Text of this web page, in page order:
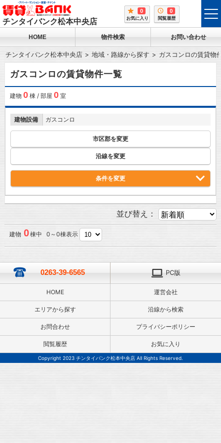
チンタイバンク松本中央店
0
お気に入り
0
閲覧履歴
HOME 物件検索 お問い合わせ
チンタイバンク松本中央店 地域・路線から探す ガスコンロの賃貸物
ガスコンロの賃貸物件一覧
建物 0棟 / 部屋 0室
建物設備 ガスコンロ
市区郡を変更
沿線を変更
条件を変更
並び替え：
建物 0棟中 0～0棟表示
0263-39-6565 PC版
HOME 運営会社
エリアから探す 沿線から検索
お問合わせ プライバシーポリシー
閲覧履歴 お気に入り
Copyright 2023 チンタイバンク松本中央店 All Rights Reserved.